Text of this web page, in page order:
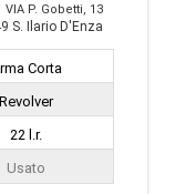
VIA P. Gobetti, 13
S. Ilario D'Enza
Corta
Revolver
22 l.r.
Usato